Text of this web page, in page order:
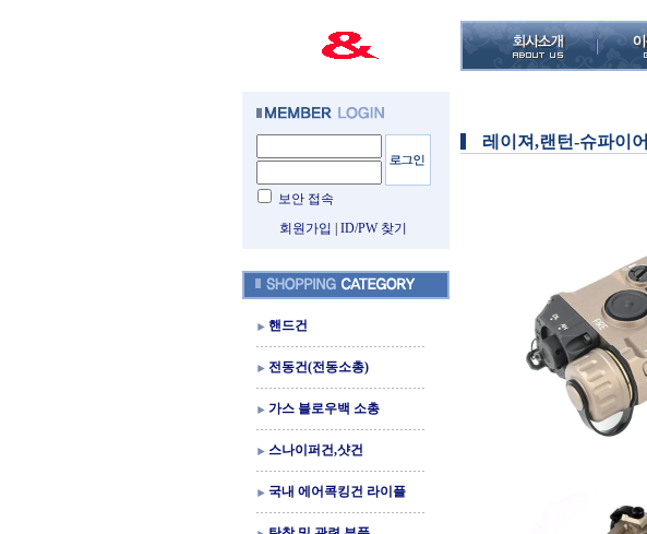
보안 접속
회원가입
ID/PW 찾기
핸드건
전동건(전동소총)
가스 블로우백 소총
스나이퍼건,샷건
국내 에어콕킹건 라이플
레이져,랜턴-슈파이어